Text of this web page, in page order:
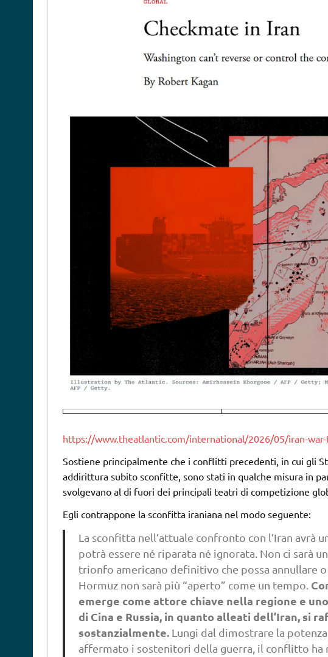
https://www.theatlantic.com/international/2026/05/iran-
Sostiene principalmente che i conflitti precedenti, in cui gli
addirittura subito sconfitte, sono stati in qualche misura in
svolgevano al di fuori dei principali teatri di competizione
Egli contrappone la sconfitta iraniana nel modo seguente:
La sconfitta nell’attuale confronto con l’Iran avrà
potrà essere né riparata né ignorata. Non ci sarà
trionfo americano definitivo che possa annullare
Hormuz non sarà più “aperto” come un tempo.
emerge come attore chiave nella regione e
di Cina e Russia, in quanto alleati dell’Iran, si
sostanzialmente. Lungi dal dimostrare la
affermato i sostenitori della guerra, il conflitto ha